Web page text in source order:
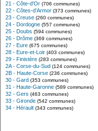
21 - Côte-d'Or (706 communes)
22 - Côtes-d'Armor (373 communes)
23 - Creuse (260 communes)
24 - Dordogne (557 communes)
25 - Doubs (594 communes)
26 - Drôme (369 communes)
27 - Eure (675 communes)
28 - Eure-et-Loir (403 communes)
29 - Finistère (283 communes)
2A - Corse-du-Sud (124 communes)
2B - Haute-Corse (236 communes)
30 - Gard (353 communes)
31 - Haute-Garonne (589 communes)
32 - Gers (463 communes)
33 - Gironde (542 communes)
34 - Hérault (343 communes)